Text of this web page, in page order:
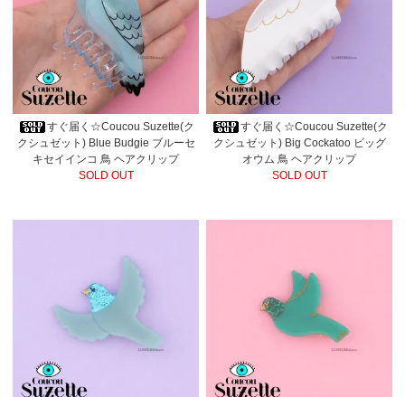
すぐ届く☆Coucou Suzette(ク
クシュゼット) Blue Budgie ブルーセ
キセイインコ 鳥 ヘアクリップ
SOLD OUT
すぐ届く☆Coucou Suzette(ク
クシュゼット) Big Cockatoo ビッグ
オウム 鳥 ヘアクリップ
SOLD OUT